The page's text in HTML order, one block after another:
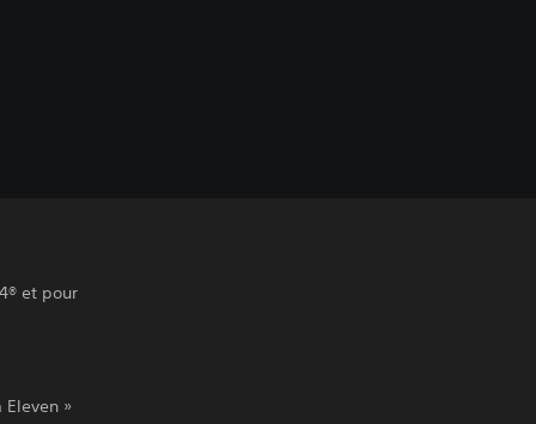
et pour
»